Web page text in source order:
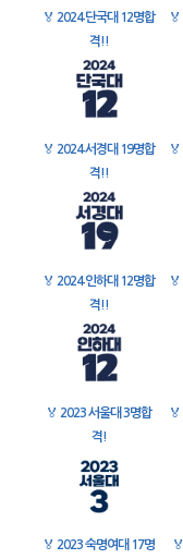
🏅 2024 단국대 12명합
격!!
🏅
🏅 2024 서경대 19명합
격!!
🏅
🏅 2024 인하대 12명합
격!!
🏅
🏅 2023 서울대 3명합
격!
🏅
🏅 2023 숙명여대 17명
🏅